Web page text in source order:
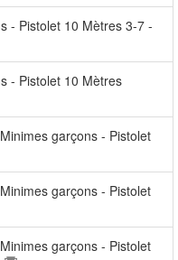
- Pistolet 10 Mètres 3-7 -
- Pistolet 10 Mètres
garçons - Pistolet
garçons - Pistolet
garçons - Pistolet